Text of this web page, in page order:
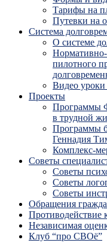
Тарифы на
Путевки на
Система
О системе
пилотного
Видео
Проекты
Программы
в трудной
Программы
Геннадия
Комплекс-
Советы
Советы
Советы
Советы
Обращения
Противодействие
Независимая
Клуб “про СВОё”